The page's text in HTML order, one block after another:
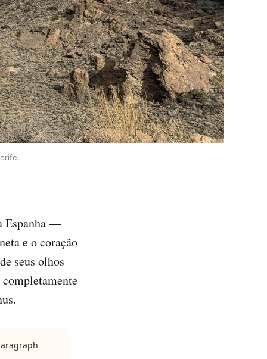
Espanha —
e o coração
seus olhos
completamente